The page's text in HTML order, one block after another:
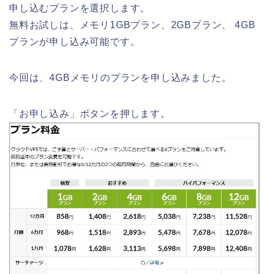
申し込むプランを選択します。
無料お試しは、メモリ1GBプラン、2GBプラン、 4GB
プランが申し込み可能です。
今回は、4GBメモリのプランを申し込みました。
「お申し込み」ボタンを押します。